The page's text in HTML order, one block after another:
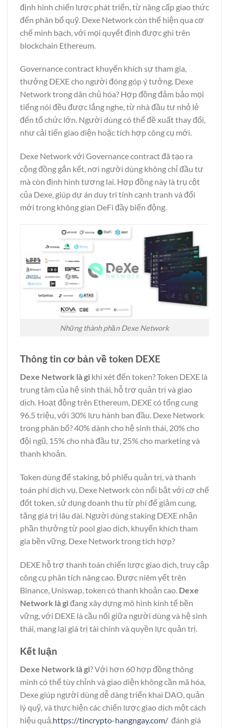
định hình chiến lược phát triển, từ nâng cấp giao thức
đến phân bổ quỹ. Dexe Network còn thể hiện qua cơ
chế minh bạch, với mọi quyết định được ghi trên
blockchain Ethereum.
Governance contract khuyến khích sự tham gia,
thưởng DEXE cho người đóng góp ý tưởng. Dexe
Network trong dân chủ hóa? Hợp đồng đảm bảo mọi
tiếng nói đều được lắng nghe, từ nhà đầu tư nhỏ lẻ
đến tổ chức lớn. Người dùng có thể đề xuất thay đổi,
như cải tiến giao diện hoặc tích hợp công cụ mới.
Dexe Network với Governance contract đã tạo ra
cộng đồng gắn kết, nơi người dùng không chỉ đầu tư
mà còn định hình tương lai. Hợp đồng này là trụ cột
của Dexe, giúp dự án duy trì tính cạnh tranh và đổi
mới trong không gian DeFi đầy biến động.
Những thành phần Dexe Network
Thông tin cơ bản về token DEXE
Dexe Network là gì khi xét đến token? Token DEXE là
trung tâm của hệ sinh thái, hỗ trợ quản trị và giao
dịch. Hoạt động trên Ethereum, DEXE có tổng cung
96.5 triệu, với 30% lưu hành ban đầu. Dexe Network
trong phân bổ? 40% dành cho hệ sinh thái, 20% cho
đội ngũ, 15% cho nhà đầu tư, 25% cho marketing và
thanh khoản.
Token dùng để staking, bỏ phiếu quản trị, và thanh
toán phí dịch vụ. Dexe Networkcòn nổi bật với cơ chế
đốt token, sử dụng doanh thu từ phí để giảm cung,
tăng giá trị lâu dài. Người dùng staking DEXE nhận
phần thưởng từ pool giao dịch, khuyến khích tham
gia bền vững. Dexe Network trong tích hợp?
DEXE hỗ trợ thanh toán chiến lược giao dịch, truy cập
công cụ phân tích nâng cao. Được niêm yết trên
Binance, Uniswap, token có thanh khoản cao. Dexe
Network là gì đang xây dựng mô hình kinh tế bền
vững, với DEXE là cầu nối giữa người dùng và hệ sinh
thái, mang lại giá trị tài chính và quyền lực quản trị.
Kết luận
Dexe Network là gì? Với hơn 60 hợp đồng thông
minh có thể tùy chỉnh và giao diện không cần mã hóa,
Dexe giúp người dùng dễ dàng triển khai DAO, quản
lý quỹ, và thực hiện các chiến lược giao dịch một cách
hiệu quả.https://tincrypto-hangngay.com/ đánh giá